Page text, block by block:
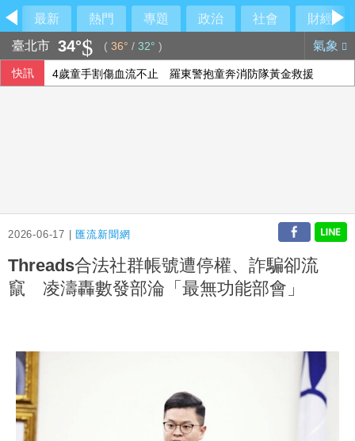
最新 熱門 專題 政治 社會
財經
臺北市 34° ( 36° / 32° ) 氣象
快訊 4歲童手割傷血流不止 羅東警抱童奔消防隊黃金救援
2026-06-17 | 匯流新聞網
Threads合法社群帳號遭停權、詐騙卻流
竄 凌濤轟數發部淪「最無功能部會」